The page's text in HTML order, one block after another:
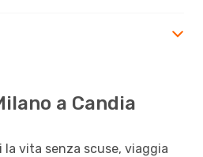
a Candia
la vita senza scuse, viaggia